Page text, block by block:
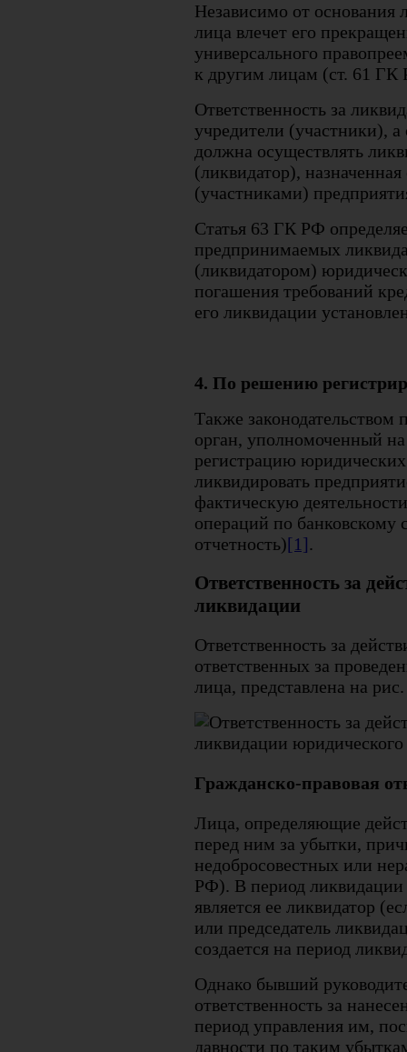
Независимо от основания
лица влечет его
универсального
к другим лицам (ст. 61
Ответственность за
учредители (участники),
должна осуществлять
(ликвидатор),
(участниками)
Статья 63 ГК РФ
предпринимаемых
(ликвидатором)
погашения требований
его ликвидации
4. По решению
Также законодательством
орган, уполномоченный
регистрацию
ликвидировать
фактическую
операций по банковскому
отчетность)[1].
Ответственность за
ликвидации
Ответственность за
ответственных за
лица, представлена на
Гражданско-правовая
Лица, определяющие
перед ним за убытки,
недобросовестных или
РФ). В период
является ее ликвидатор
или председатель
создается на период
Однако бывший
ответственность за
период управления им,
давности по таким